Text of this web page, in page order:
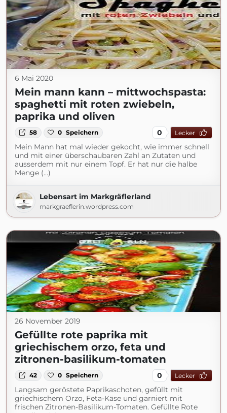
6 Mai 2020
Mein mann kann – mittwochspasta:
spaghetti mit roten zwiebeln,
paprika und oliven
58 0 Speichern 0 Lecker
Mein Mann hat mal wieder gekocht, wie immer schnell
und mit einer überschaubaren Zahl an Zutaten und
ausserdem mit nur einem Topf. Er hat nur die halbe
Menge (...)
Lebensart im Markgräflerland
markgraeflerin.wordpress.com
26 November 2019
Gefüllte rote paprika mit
griechischem orzo, feta und
zitronen-basilikum-tomaten
42 0 Speichern 0 Lecker
Langsam geröstete Paprikaschoten, gefüllt mit
griechischem Orzo, Feta-Käse und garniert mit
frischen Zitronen-Basilikum-Tomaten. Gefüllte Rote